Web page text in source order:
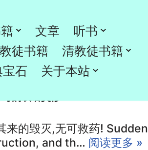
文章
听书
徒书籍
清教徒书籍
石 关于本站
来的毁灭,无可救药! Sudden
and th… 阅读更多 »